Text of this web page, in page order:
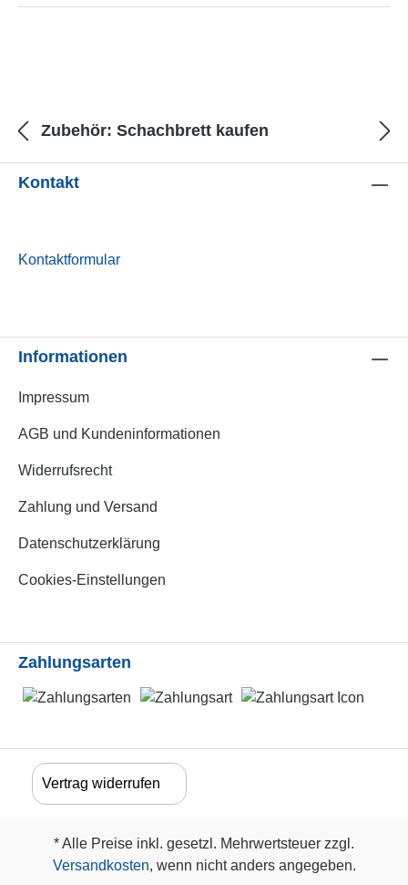
Produktgalerie überspringen
Zubehör: Schachbrett kaufen
Kontakt
Kontaktformular
Informationen
Impressum
AGB und Kundeninformationen
Widerrufsrecht
Zahlung und Versand
Datenschutzerklärung
Cookies-Einstellungen
Zahlungsarten
Vertrag widerrufen
* Alle Preise inkl. gesetzl. Mehrwertsteuer zzgl.
Versandkosten, wenn nicht anders angegeben.